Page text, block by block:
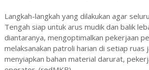
Langkah-langkah yang dilakukan agar
Tengah siap untuk arus mudik dan balik
diantaranya, mengoptimalkan pekerjaan
melaksanakan patroli harian di setiap ruas
menyiapkan bahan material darurat,